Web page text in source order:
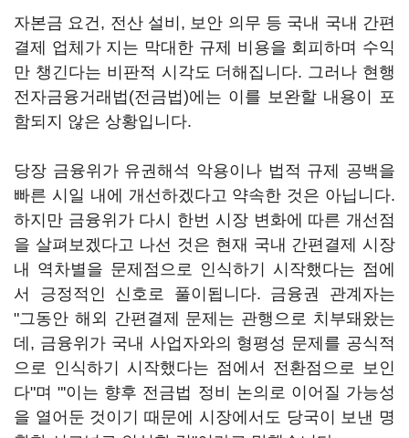
자본금 요건, 전산 설비, 보안 의무 등 국내 국내 간편
결제 업체가 지는 막대한 규제 비용을 회피하며 수익
만 챙긴다는 비판적 시각도 더해집니다. 그러나 현행
전자금융거래법(전금법)에는 이를 보완할 내용이 포
함되지 않은 상황입니다.
당장 금융위가 유권해석 악용이나 법적 규제 공백을
빠른 시일 내에 개선하겠다고 약속한 것은 아닙니다.
하지만 금융위가 다시 한번 시장 변화에 따른 개선점
을 살펴보겠다고 나선 것은 현재 국내 간편결제 시장
내 역차별을 문제점으로 인식하기 시작했다는 점에
서 긍정적인 신호로 풀이됩니다. 금융권 관계자는
"그동안 해외 간편결제 문제는 관행으로 치부돼왔는
데, 금융위가 국내 사업자와의 형평성 문제를 공식적
으로 인식하기 시작했다는 점에서 전환점으로 보인
다"며 "'이는 향후 전금법 정비 논의로 이어질 가능성
을 열어둔 것이기 때문에 시장에서도 당국이 보낸 명